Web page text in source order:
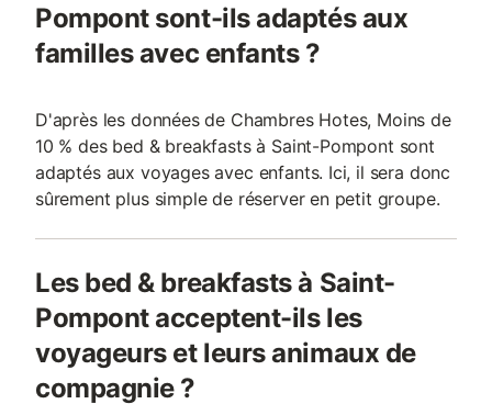
Pompont sont-ils adaptés aux
familles avec enfants ?
D'après les données de Chambres Hotes, Moins de
10 % des bed & breakfasts à Saint-Pompont sont
adaptés aux voyages avec enfants. Ici, il sera donc
sûrement plus simple de réserver en petit groupe.
Les bed & breakfasts à Saint-
Pompont acceptent-ils les
voyageurs et leurs animaux de
compagnie ?